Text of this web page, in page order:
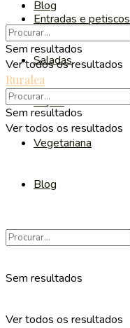
Entradas e petiscos
Saladas
Sopas
Vegetariana
Blog
Sem resultados
Ver todos os resultados
Blog
Sem resultados
Ver todos os resultados
Ruralea
Sem resultados
Ver todos os resultados